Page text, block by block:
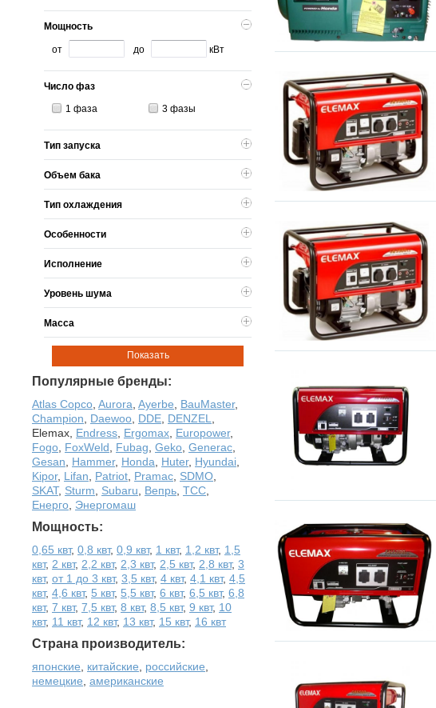
Мощность
от до кВт
Число фаз
1 фаза 3 фазы
Тип запуска
Объем бака
Тип охлаждения
Особенности
Исполнение
Уровень шума
Масса
Показать
Популярные бренды:
Atlas Copco Aurora Ayerbe BauMaster,
Champion
Daewoo DDE DENZEL
Elemax Endress Ergomax Europower,
Fogo FoxWeld Fubag Geko Generac
Gesan
Hammer, Honda Huter, Hyundai
Kipor, Lifan Patriot Pramac SDMO
SKAT, Sturm Subaru Вепрь ТСС
Енерго Энергомаш
Мощность:
0,65 квт, 0,8 квт, 0,9 квт, 1 квт, 1,2 квт, 1,5
квт, 2 квт, 2,2 квт, 2,3 квт, 2,5 квт, 2,8 квт, 3
квт, от 1 до 3 квт, 3,5 квт, 4 квт, 4,1 квт, 4,5
квт, 4,6 квт, 5 квт, 5,5 квт, 6 квт, 6,5 квт, 6,8
квт, 7 квт, 7,5 квт, 8 квт, 8,5 квт, 9 квт, 10
квт, 11 квт, 12 квт, 13 квт, 15 квт, 16 квт
Страна производитель:
японские китайские российские
немецкие американские